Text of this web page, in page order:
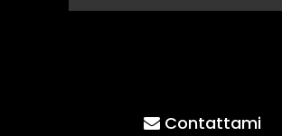
Contattami